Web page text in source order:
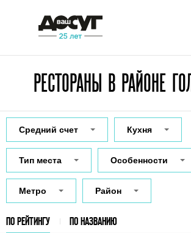
РЕСТОРАНЫ В РАЙОНЕ
Средний счет Кухня
Тип места Особенности
Метро Район
ПО РЕЙТИНГУ ПО НАЗВАНИЮ